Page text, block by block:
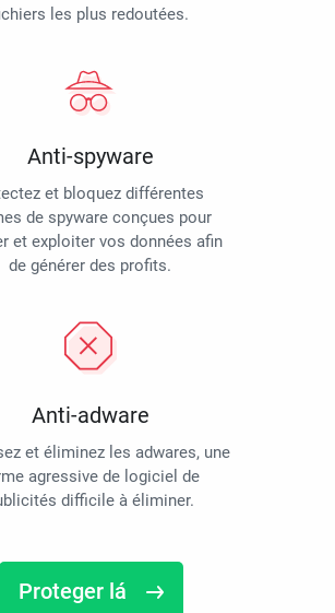
les plus redoutées.
Anti-spyware
et bloquez différentes
de spyware conçues pour
et exploiter vos données afin
de générer des profits.
Anti-adware
et éliminez les adwares, une
agressive de logiciel de
difficile à éliminer.
Proteger lá